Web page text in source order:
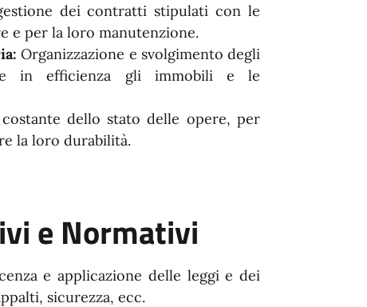
dei contratti stipulati con le
e per la loro manutenzione.
Organizzazione e svolgimento degli
in efficienza gli immobili e le
dello stato delle opere, per
la loro durabilità.
e Normativi
e applicazione delle leggi e dei
sicurezza, ecc.